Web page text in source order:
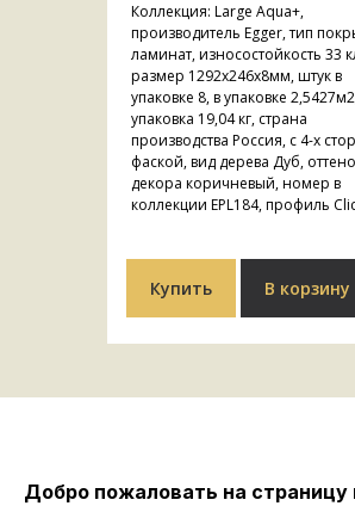
Коллекция: Large Aqua+,
производитель Egger, тип
ламинат, износостойкость 33
размер 1292х246х8мм, штук в
упаковке 8, в упаковке
упаковка 19,04 кг, страна
производства Россия, с 4-х
фаской, вид дерева Дуб,
декора коричневый, номер в
коллекции EPL184, профиль
Купить В корзину
Добро пожаловать на страницу